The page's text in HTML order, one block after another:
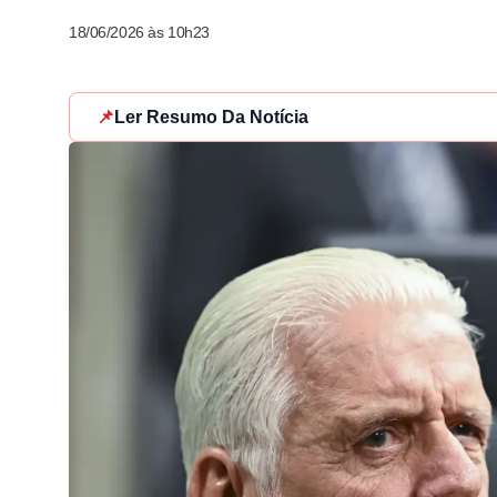
18/06/2026 às 10h23
📌 Ler Resumo Da Notícia